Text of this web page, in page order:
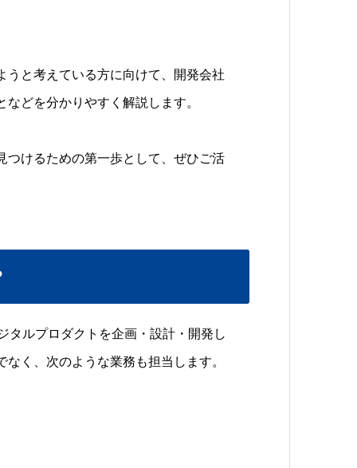
と考えている方に向けて、開発会社
どを分かりやすく解説します。
けるための第一歩として、ぜひご活
タルプロダクトを企画・設計・開発し
く、次のような業務も担当します。